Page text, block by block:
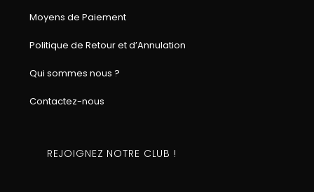
Moyens de Paiement
Politique de Retour et d’Annulation
Qui sommes nous ?
Contactez-nous
REJOIGNEZ NOTRE CLUB !